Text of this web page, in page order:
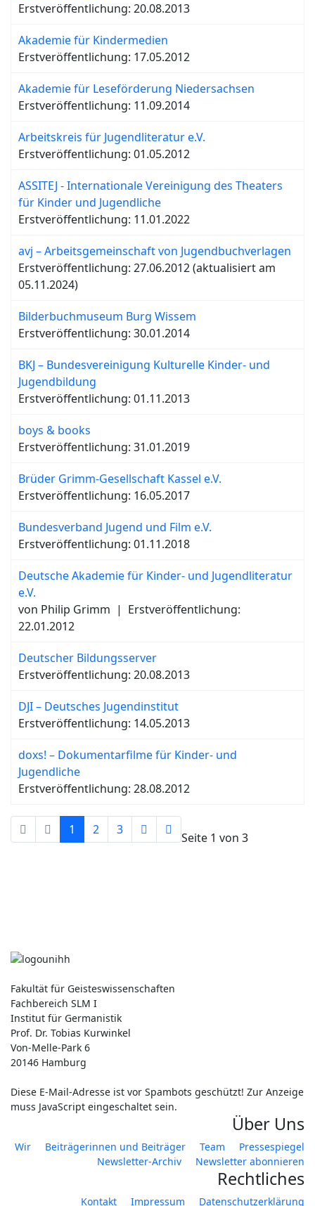
Erstveröffentlichung: 20.08.2013
Akademie für Kindermedien
Erstveröffentlichung: 17.05.2012
Akademie für Leseförderung Niedersachsen
Erstveröffentlichung: 11.09.2014
Arbeitskreis für Jugendliteratur e.V.
Erstveröffentlichung: 01.05.2012
ASSITEJ - Internationale Vereinigung des Theaters
für Kinder und Jugendliche
Erstveröffentlichung: 11.01.2022
avj – Arbeitsgemeinschaft von Jugendbuchverlagen
Erstveröffentlichung: 27.06.2012 (aktualisiert am
05.11.2024)
Bilderbuchmuseum Burg Wissem
Erstveröffentlichung: 30.01.2014
BKJ – Bundesvereinigung Kulturelle Kinder- und
Jugendbildung
Erstveröffentlichung: 01.11.2013
boys & books
Erstveröffentlichung: 31.01.2019
Brüder Grimm-Gesellschaft Kassel e.V.
Erstveröffentlichung: 16.05.2017
Bundesverband Jugend und Film e.V.
Erstveröffentlichung: 01.11.2018
Deutsche Akademie für Kinder- und Jugendliteratur
e.V.
von Philip Grimm | Erstveröffentlichung:
22.01.2012
Deutscher Bildungsserver
Erstveröffentlichung: 20.08.2013
DJI – Deutsches Jugendinstitut
Erstveröffentlichung: 14.05.2013
doxs! – Dokumentarfilme für Kinder- und
Jugendliche
Erstveröffentlichung: 28.08.2012
1 2 3
Seite 1 von 3
Fakultät für Geisteswissenschaften
Fachbereich SLM I
Institut für Germanistik
Prof. Dr. Tobias Kurwinkel
Von-Melle-Park 6
20146 Hamburg
Diese E-Mail-Adresse ist vor Spambots geschützt! Zur Anzeige
muss JavaScript eingeschaltet sein.
Über Uns
Wir Beiträgerinnen und Beiträger Team
Pressespiegel
Newsletter-Archiv
Newsletter abonnieren
Rechtliches
Kontakt Impressum Datenschutzerklärung